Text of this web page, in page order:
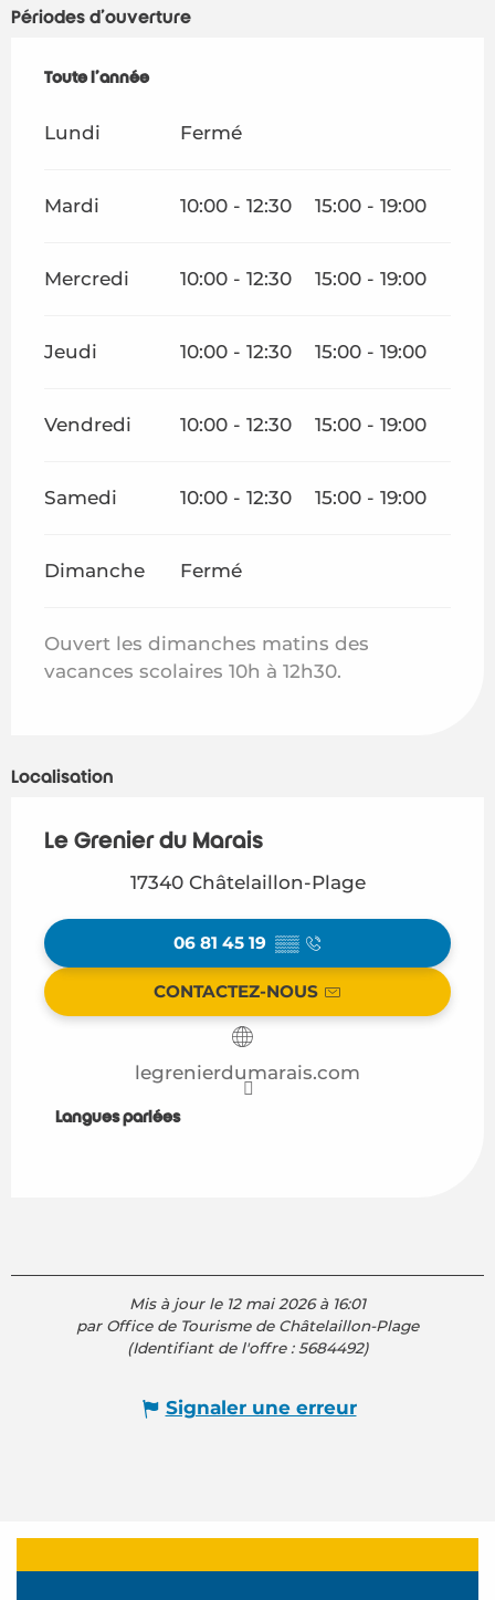
A vivre
Rendez-vous
Votre séjour
Espace Pro
Périodes d'ouverture
Toute l'année
Toute l'année
Lundi Fermé
Mardi 10:00 - 12:30 15:00 - 19:00
Mercredi 10:00 - 12:30 15:00 - 19:00
Jeudi 10:00 - 12:30 15:00 - 19:00
Vendredi 10:00 - 12:30 15:00 - 19:00
Samedi 10:00 - 12:30 15:00 - 19:00
Dimanche Fermé
Ouvert les dimanches matins des
vacances scolaires 10h à 12h30.
Localisation
Le Grenier du Marais
17340 Châtelaillon-Plage
06 81 45 19 ▒▒
CONTACTEZ-NOUS
legrenierdumarais.com
Langues parlées
Langues parlées
Mis à jour le 12 mai 2026 à 16:01
par Office de Tourisme de Châtelaillon-Plage
(Identifiant de l'offre :5684492)
Signaler une erreur